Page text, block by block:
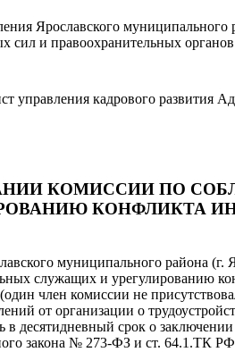
Ярославского
сил и правоохранительных
управления кадрового развития
КОМИССИИ ПО
КОНФЛИКТА
муниципального района (г.
служащих и урегулированию
член комиссии не
от организации о
в десятидневный срок о
закона № 273-ФЗ и ст. 64.1.ТК